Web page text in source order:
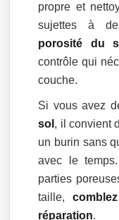
propre et
sujettes à
porosité du
contrôle qui
couche.
Si vous avez
sol , il convient
un burin sans
avec le
parties
taille,
réparation.